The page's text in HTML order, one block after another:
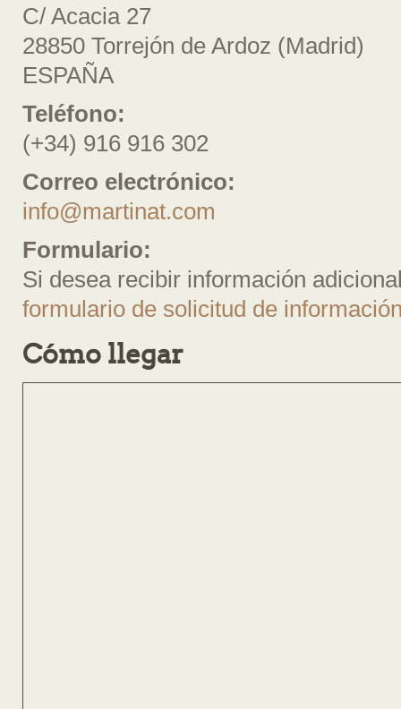
C/ Acacia 27
28850 Torrejón de Ardoz (Madrid)
ESPAÑA
Teléfono:
(+34) 916 916 302
Correo electrónico:
info@martinat.com
Formulario:
Si desea recibir información
formulario de solicitud de
Cómo llegar